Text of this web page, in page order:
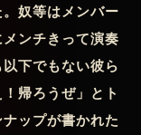
奴等はメンバー
ンチきって演奏
下でもない彼ら
帰ろうぜ」とト
ップが書かれた